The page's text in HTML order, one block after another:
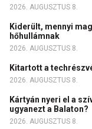
2026. AUGUSZTUS 8.
Kiderült, mennyi
hőhullámnak
2026. AUGUSZTUS 8.
Kitartott a
2026. AUGUSZTUS 8.
Kártyán nyeri el a
ugyanezt a Balaton?
2026. AUGUSZTUS 8.